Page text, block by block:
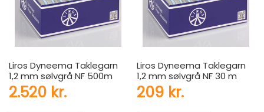
Liros Dyneema Taklegarn
1,2 mm sølvgrå NF 500m
2.520 kr.
Liros Dyneema Taklegarn
1,2 mm sølvgrå NF 30 m
209 kr.